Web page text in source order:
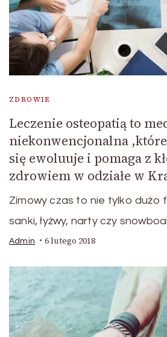
ZDROWIE
Leczenie osteopatią to
niekonwencjonalna
się ewoluuje i pomaga z
zdrowiem w odziałe w
Zimowy czas to nie tylko dużo
sanki, łyżwy, narty czy
Admin 6 lutego 2018